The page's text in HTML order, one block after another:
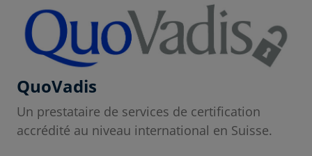
QuoVadis
Un prestataire de services de certification
accrédité au niveau international en Suisse.